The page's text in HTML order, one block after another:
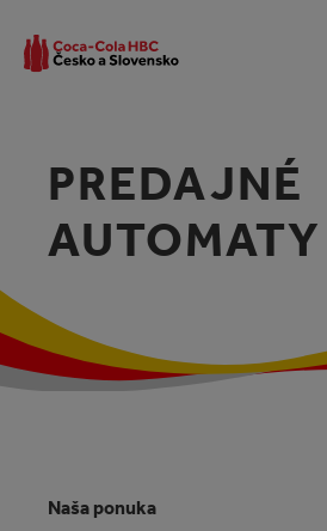
PREDAJNÉ
AUTOMATY
Naša ponuka